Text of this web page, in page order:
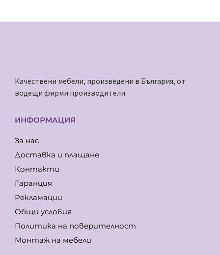
Качествени мебели, произведени в България, от
водещи фирми производители.
ИНФОРМАЦИЯ
За нас
Доставка и плащане
Контакти
Гаранция
Рекламации
Общи условия
Политика на поверителност
Монтаж на мебели